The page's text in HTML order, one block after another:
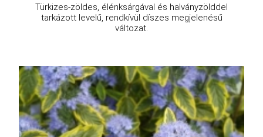
Türkizes-zöldes, élénksárgával és halványzölddel
tarkázott levelű, rendkívül díszes megjelenésű
változat.